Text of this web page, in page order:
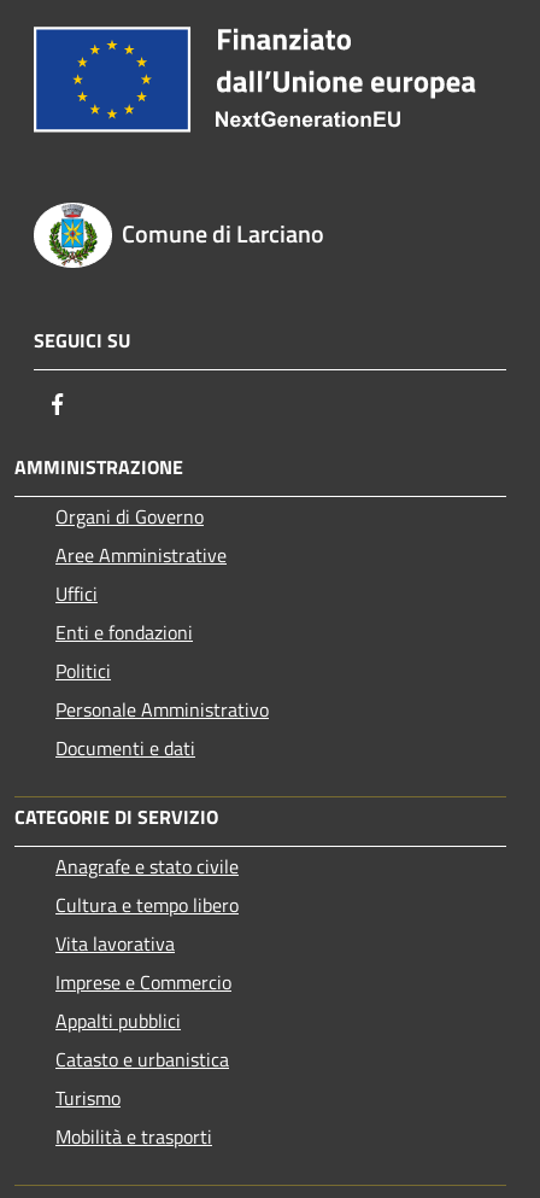
Comune di Larciano
SEGUICI SU
AMMINISTRAZIONE
Organi di Governo
Aree Amministrative
Uffici
Enti e fondazioni
Politici
Personale Amministrativo
Documenti e dati
CATEGORIE DI SERVIZIO
Anagrafe e stato civile
Cultura e tempo libero
Vita lavorativa
Imprese e Commercio
Appalti pubblici
Catasto e urbanistica
Turismo
Mobilità e trasporti